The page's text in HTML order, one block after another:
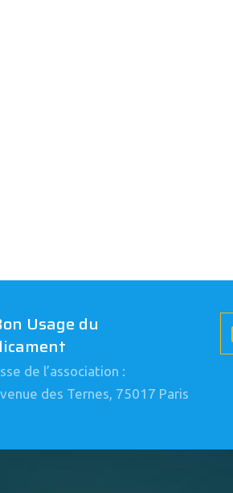
Usage du
de l’association :
des Ternes, 75017 Paris